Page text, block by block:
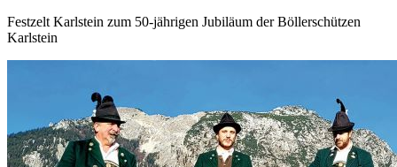
Festzelt Karlstein zum 50-jährigen Jubiläum der Böllerschützen
Karlstein